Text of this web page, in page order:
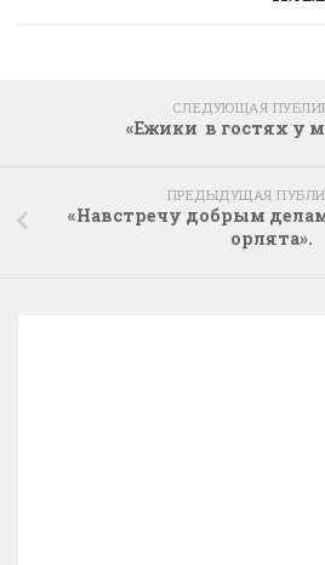
СЛЕДУЮЩАЯ
«Ежики в гостях у
ПРЕДЫДУЩАЯ
«Навстречу добрым
орлята».